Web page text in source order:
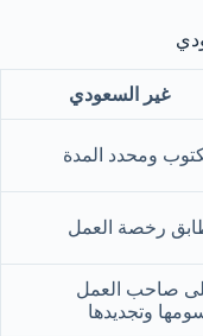
غير السعودي
ومحدد المدة
رخصة العمل
صاحب العمل
وتجديدها